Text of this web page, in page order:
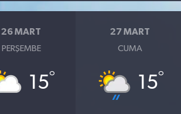
26 MART
PERŞEMBE
15°
27 MART
CUMA
15°